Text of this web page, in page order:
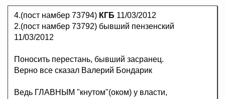
4.(пост намбер 73794) КГБ 11/03/2012
2.(пост намбер 73792) бывший пензенский
11/03/2012
Поносить перестань, бывший засранец.
Верно все сказал Валерий Бондарик
Ведь ГЛАВНЫМ "кнутом"(оком) у власти,